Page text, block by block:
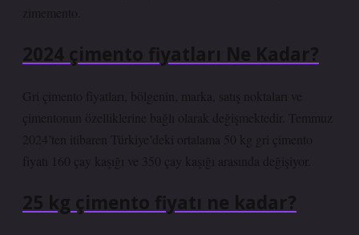
zimemento.
2024 çimento fiyatları Ne Kadar?
Gri çimento fiyatları, bölgenin, marka, satış noktaları ve
çimentonun özelliklerine bağlı olarak değişmektedir. Temmuz
2024’ten itibaren Türkiye’deki ortalama 50 kg gri çimento
fiyatı 160 çay kaşığı ve 350 çay kaşığı arasında değişiyor.
25 kg çimento fiyatı ne kadar?